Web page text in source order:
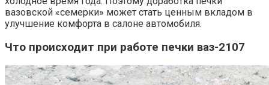
вазовской «семерки» может стать ценным вкладом в
улучшение комфорта в салоне автомобиля.
Что происходит при работе печки ваз-2107